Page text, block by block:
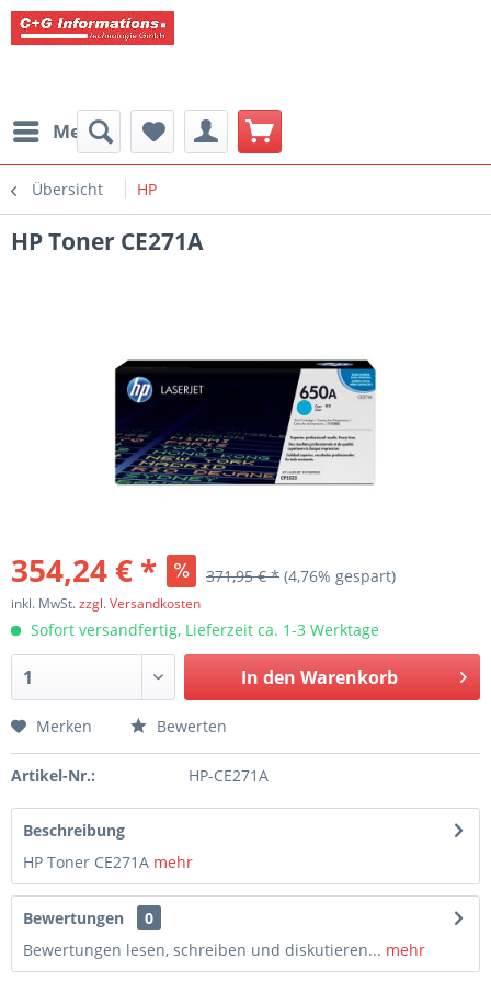
Menü
Übersicht HP
HP Toner CE271A
354,24 € * 371,95 € * (4,76% gespart)
inkl. MwSt.zzgl. Versandkosten
Sofort versandfertig, Lieferzeit ca. 1-3 Werktage
In den Warenkorb
Merken Bewerten
Artikel-Nr.: HP-CE271A
Beschreibung
HP Toner CE271A mehr
Bewertungen
0
Bewertungen lesen, schreiben und diskutieren... mehr